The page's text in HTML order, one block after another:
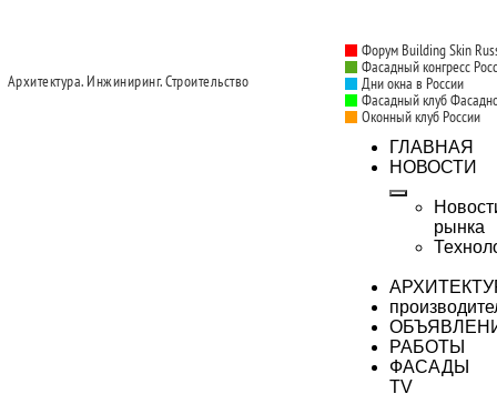
Архитектура. Инжиниринг. Строительство
Форум Building Skin
Фасадный конгресс
Дни окна в России
Фасадный клуб
Оконный клуб России
ГЛАВНАЯ
НОВОСТИ
рынка
РАБОТЫ
ФАСАДЫ
TV